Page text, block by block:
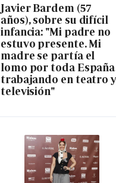
Javier Bardem (57
años), sobre su difícil
infancia: "Mi padre no
estuvo presente. Mi
madre se partía el
lomo por toda España
trabajando en teatro
televisión"